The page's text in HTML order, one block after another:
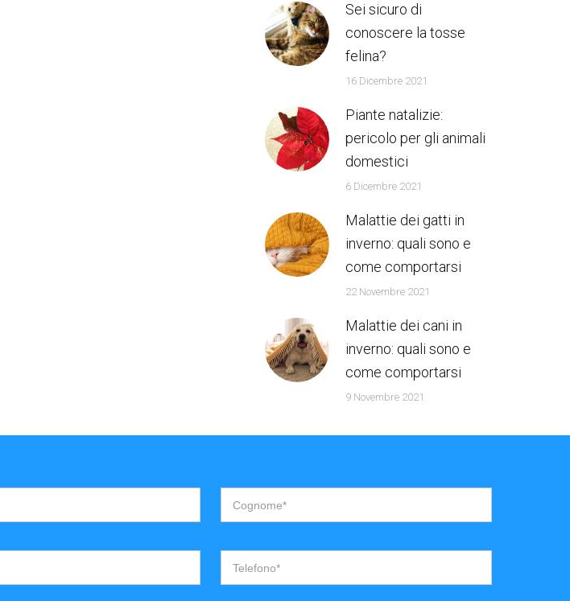
Sei sicuro di
conoscere la tosse
felina?
16 Dicembre 2021
Piante natalizie:
pericolo per gli animali
domestici
6 Dicembre 2021
Malattie dei gatti in
inverno: quali sono e
come comportarsi
22 Novembre 2021
Malattie dei cani in
inverno: quali sono e
come comportarsi
9 Novembre 2021
Cognome*
Telefono*